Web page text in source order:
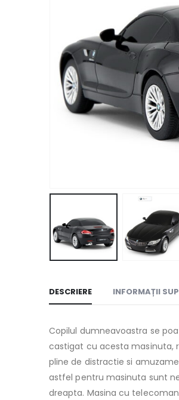
DESCRIERE INFORMAȚII
Copilul dumneavoastra se
castigat cu acesta masinuta,
pline de distractie si
astfel pentru masinuta sunt
dreapta. Masina cu